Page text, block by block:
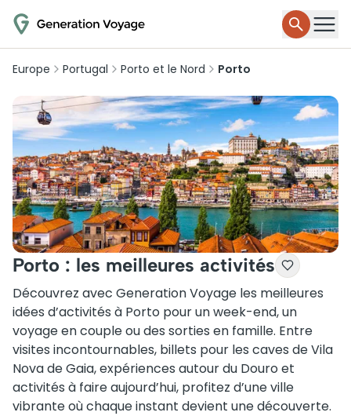
Europe Portugal Porto et le Nord Porto
Porto : les meilleures activités
Découvrez avec Generation Voyage les meilleures
idées d’activités à Porto pour un week-end, un
voyage en couple ou des sorties en famille. Entre
visites incontournables, billets pour les caves de Vila
Novade Gaia, expériences autour du Douro et
activités à faire aujourd’hui, profitez d’une ville
vibrante où chaque instant devient une découverte.